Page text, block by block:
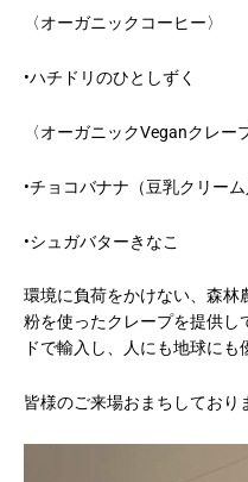
〈オーガニックコーヒー〉
•ハチドリのひとしずく
〈オーガニックVeganクレー
•チョコバナナ（豆乳クリーム
•シュガバターきなこ
環境に負荷をかけない、森林
粉を使ったクレープを提供し
ドで輸入し、人にも地球にも
皆様のご来場おまちしており